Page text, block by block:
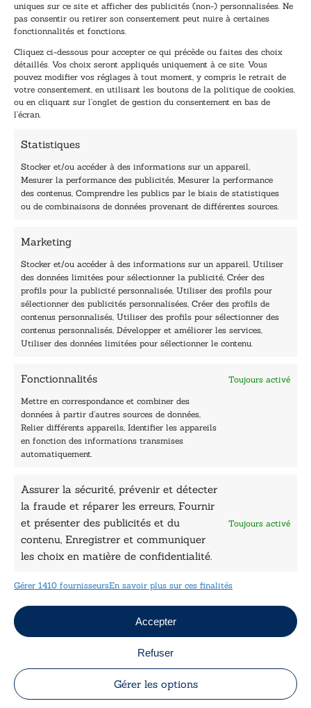
uniques sur ce site et afficher des publicités (non-) personnalisées. Ne
pas consentir ou retirer son consentement peut nuire à certaines
fonctionnalités et fonctions.
Cliquez ci-dessous pour accepter ce qui précède ou faites des choix
détaillés. Vos choix seront appliqués uniquement à ce site. Vous
pouvez modifier vos réglages à tout moment, y compris le retrait de
votre consentement, en utilisant les boutons de la politique de cookies,
ou en cliquant sur l’onglet de gestion du consentement en bas de
l’écran.
Statistiques
Stocker et/ou accéder à des informations sur un appareil,
Mesurer la performance des publicités, Mesurer la performance
des contenus, Comprendre les publics par le biais de statistiques
ou de combinaisons de données provenant de différentes sources.
Marketing
Stocker et/ou accéder à des informations sur un appareil, Utiliser
des données limitées pour sélectionner la publicité, Créer des
profils pour la publicité personnalisée, Utiliser des profils pour
sélectionner des publicités personnalisées, Créer des profils de
contenus personnalisés, Utiliser des profils pour sélectionner des
contenus personnalisés, Développer et améliorer les services,
Utiliser des données limitées pour sélectionner le contenu.
Fonctionnalités Toujours activé
Mettre en correspondance et combiner des
données à partir d’autres sources de données,
Relier différents appareils, Identifier les appareils
en fonction des informations transmises
automatiquement.
Assurer la sécurité, prévenir et détecter
la fraude et réparer les erreurs, Fournir
et présenter des publicités et du
contenu, Enregistrer et communiquer
les choix en matière de confidentialité.
Toujours activé
Gérer 1410 fournisseursEn savoir plus sur ces finalités
Accepter
Refuser
Gérer les options
dernières nouvelles.
m
a
i
l
E
i
l
E
-
E
m
a
i
l
*
TENEZ-MOI AU COURANT !
40, rue du Louvre 75001 Paris
Horaires du standard
De mardi à vendredi :
9h - 12h et 13h30 - 16h30
Lundi, samedi et dimanche : fermé
Navigation
Accueil
Les Plumes du Lys Bleu
Prix sciences humaines et sociales
Nos collections
Nos auteurs
Catalogue
Sciences humaines
Pratique
Le Petit Lys
Données légales
Conditions Générales de vente
Politique de cookies
Mentions légales
Jeux concours
Copyright © 2026 Le Lys Bleu Éditions tous droits
réservés